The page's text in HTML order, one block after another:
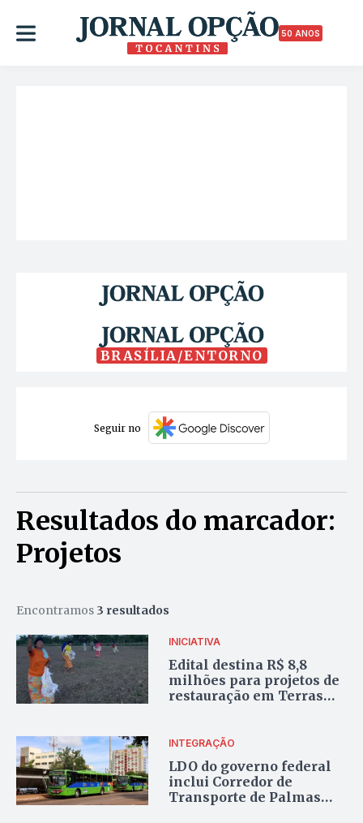
50 ANOS
BRASÍLIA/ENTORNO
Seguir no
Resultados do marcador:
Projetos
Encontramos 3 resultados
INICIATIVA
Edital destina R$ 8,8
milhões para projetos de
restauração em Terras
INTEGRAÇÃO
LDO do governo federal
inclui Corredor de
Transporte de Palmas